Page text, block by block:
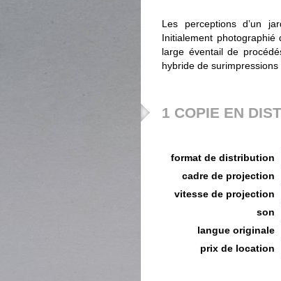
Les perceptions d’un
Initialement
large éventail de
hybride de surimpressions
1 COPIE EN
format de distribution
cadre de projection
vitesse de projection
son
langue originale
prix de location